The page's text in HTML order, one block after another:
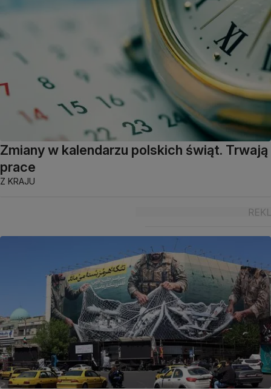
Zmiany w kalendarzu polskich świąt. Trwają
prace
Z KRAJU